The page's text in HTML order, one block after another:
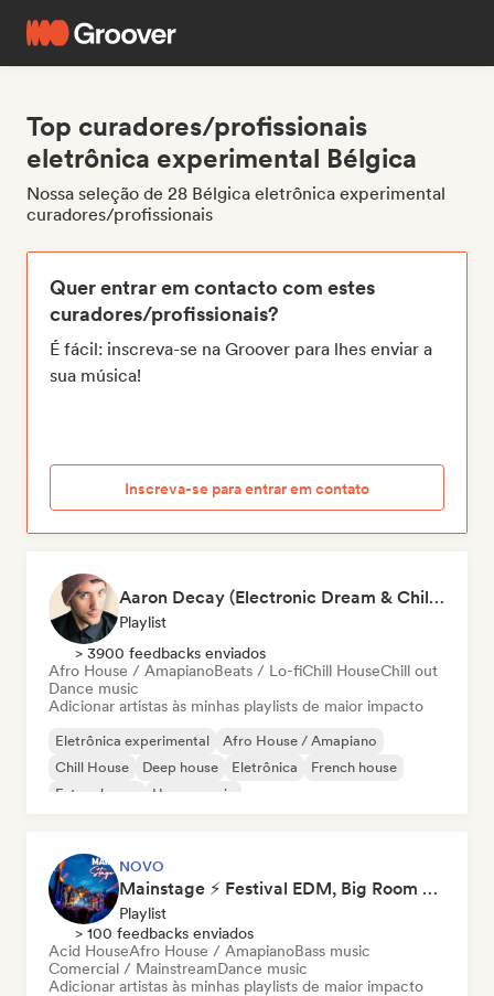
Top curadores/profissionais
eletrônica experimental Bélgica
Nossa seleção de 28 Bélgica eletrônica experimental
curadores/profissionais
Quer entrar em contacto com estes
curadores/profissionais?
É fácil: inscreva-se na Groover para lhes enviar a
sua música!
Inscreva-se para entrar em contato
Aaron Decay (Electronic Dream & Chill Electronic Dream playlists)
Playlist
> 3900 feedbacks enviados
Afro House / AmapianoBeats / Lo-fiChill HouseChill out
Dance music
Adicionar artistas às minhas playlists de maior impacto
Eletrônica experimental
Afro House / Amapiano
Chill House
Deep house Eletrônica
French house
Future house
House music
NOVO
Mainstage ⚡ Festival EDM, Big Room & House Anthems
Playlist
> 100 feedbacks enviados
Acid HouseAfro House / AmapianoBass music
Comercial / MainstreamDance music
Adicionar artistas às minhas playlists de maior impacto